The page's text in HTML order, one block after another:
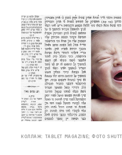
Коллаж: Tablet Magazine; фото